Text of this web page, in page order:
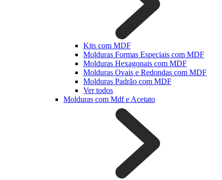
Kits com MDF
Molduras Formas Especiais com MDF
Molduras Hexagonais com MDF
Molduras Ovais e Redondas com MDF
Molduras Padrão com MDF
Ver todos
Molduras com Mdf e Acetato